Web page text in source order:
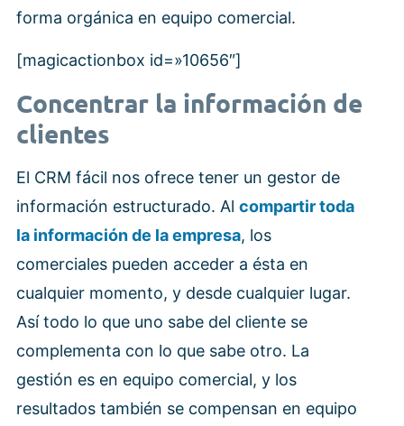
forma orgánica en equipo comercial.
[magicactionbox id=»10656″]
Concentrar la información de
clientes
El CRM fácil nos ofrece tener un gestor de
información estructurado. Al compartir toda
la información de la empresa, los
comerciales pueden acceder a ésta en
cualquier momento, y desde cualquier lugar.
Así todo lo que uno sabe del cliente se
complementa con lo que sabe otro. La
gestión es en equipo comercial, y los
resultados también se compensan en equipo